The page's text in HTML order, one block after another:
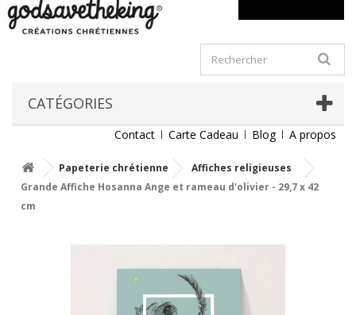
CATÉGORIES
Contact Carte Cadeau Blog A propos
Papeterie chrétienne
Affiches religieuses
Grande Affiche Hosanna Ange et rameau d'olivier - 29,7 x 42
cm